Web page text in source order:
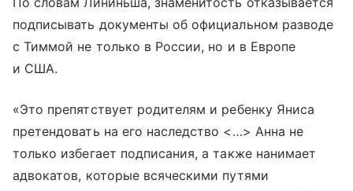
подписывать документы об официальном разводе
с Тиммой не только в России, но и в Европе
и США.
«Это препятствует родителям и ребенку Яниса
претендовать на его наследство <…> Анна не
только избегает подписания, а также нанимает
адвокатов, которые всяческими путями